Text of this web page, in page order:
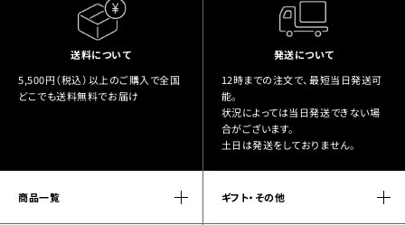
送料について
5,500円（税込）以上のご購入で全国
どこでも送料無料でお届け
発送について
12時までの注文で、最短当日発送可
能。
状況によっては当日発送できない場
合がございます。
土日は発送をしておりません。
商品一覧 ギフト・その他